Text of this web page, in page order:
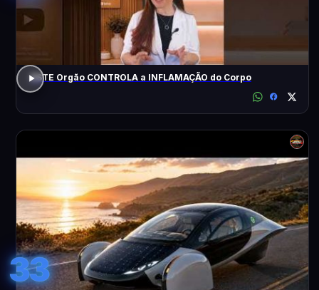
ESTE Orgão CONTROLA a INFLAMAÇÃO do Corpo
33